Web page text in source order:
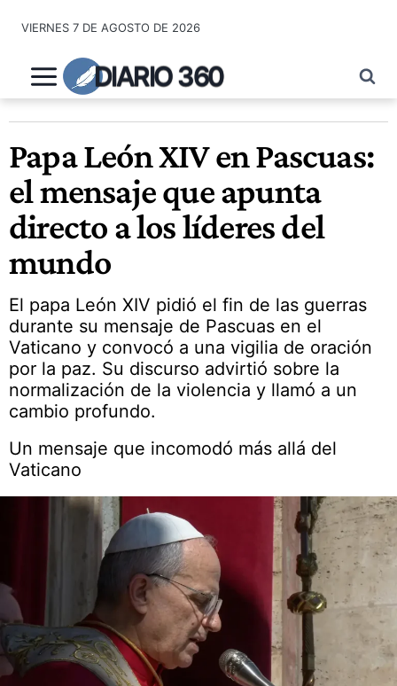
contenido
VIERNES 7 DE AGOSTO DE 2026
DIARIO 360
Papa León XIV en Pascuas:
el mensaje que apunta
directo a los líderes del
mundo
El papa León XIV pidió el fin de las guerras
durante su mensaje de Pascuas en el
Vaticano y convocó a una vigilia de oración
por la paz. Su discurso advirtió sobre la
normalización de la violencia y llamó a un
cambio profundo.
Un mensaje que incomodó más allá del
Vaticano